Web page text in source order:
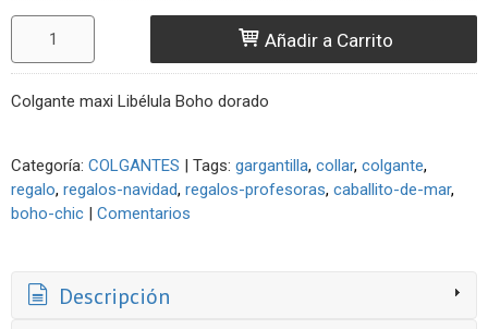
Añadir a Carrito
Colgante maxi Libélula Boho dorado
Categoría: COLGANTES | Tags: gargantilla collar colgante
regalo regalos-navidad regalos-profesoras caballito-de-mar
boho-chic | Comentarios
Descripción